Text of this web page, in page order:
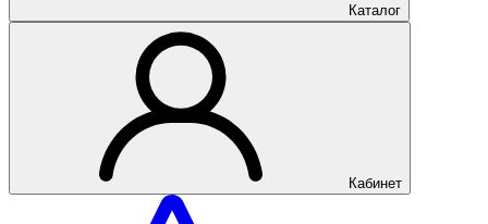
Каталог
Кабинет